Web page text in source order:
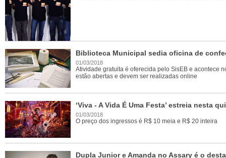
Biblioteca Municipal sedia oficina de
01/03/2018
Atividade gratuita é oferecida pelo SisEB e acontece
estão abertas e devem ser realizadas online
‘Viva - A Vida É Uma Festa’ estreia nesta
01/03/2018
O preço dos ingressos é R$ 10 meia e R$ 20 inteira
Dupla Junior e Amanda no Assary é o